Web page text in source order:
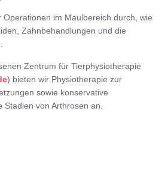
Operationen im Maulbereich durch, wie
Zahnbehandlungen und die
Zentrum für Tierphysiotherapie
) bieten wir Physiotherapie zur
sowie konservative
von Arthrosen an.